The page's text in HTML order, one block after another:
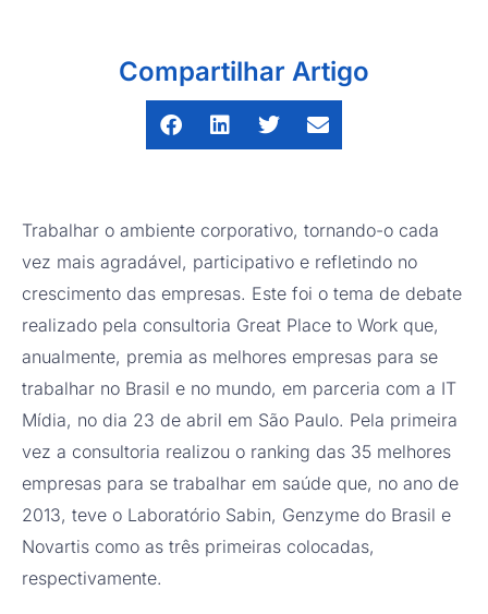
Compartilhar Artigo
Trabalhar o ambiente corporativo, tornando-o cada
vez mais agradável, participativo e refletindo no
crescimento das empresas. Este foi o tema de debate
realizado pela consultoria Great Place to Work que,
anualmente, premia as melhores empresas para se
trabalhar no Brasil e no mundo, em parceria com a IT
Mídia, no dia 23 de abril em São Paulo. Pela primeira
vez a consultoria realizou o ranking das 35 melhores
empresas para se trabalhar em saúde que, no ano de
2013, teve o Laboratório Sabin, Genzyme do Brasil e
Novartis como as três primeiras colocadas,
respectivamente.